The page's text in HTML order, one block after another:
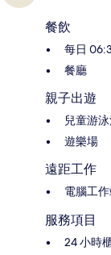
餐飲
每日
餐廳
親子出遊
兒童游
遊樂場
遠距工作
電腦工
服務項目
24 小時